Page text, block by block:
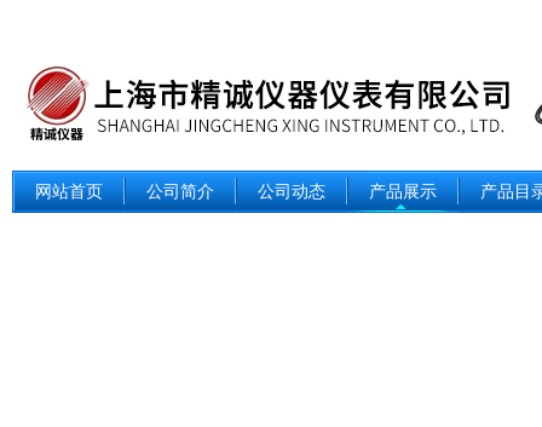
网站首页 公司简介 公司动态 产品展示 产品目